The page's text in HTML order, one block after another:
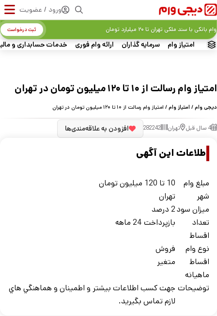
ورود / عضویت
امتیاز وام سرمایه گذاران ارائه وام فوری خدمات حسابداری و
وام بانکی با سند ملکی تهران تا ۲۰ میلیارد تومان ثبت درخواست
امتیاز وام رسالت از ۱۰ تا ۱۲۰ میلیون تومان در تهران
دیجی وام/ امتیاز وام/ امتیاز وام رسالت از ۱۰ تا ۱۲۰ میلیون تومان در تهران
4 سال قبل تهران 282242 افزودن به علاقه‌مندی‌ها
اطلاعات این آگهی
مبلغ وام
10 تا 120 میلیون تومان
شهر
تهران
ميزان سود2 درصد
تعداد
اقساط
بازپرداخت 24 ماهه
نوع وام
فروش
اقساط
ماهيانه
متغیر
توضيحات جهت کسب اطلاعات بيشتر و اطمينان و هماهنگي هاي
لازم تماس بگيريد.